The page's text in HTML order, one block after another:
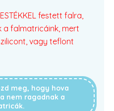
festett falra,
a falmatricáink, mert
vagy teflont
meg, hogy hova
nem ragadnak a